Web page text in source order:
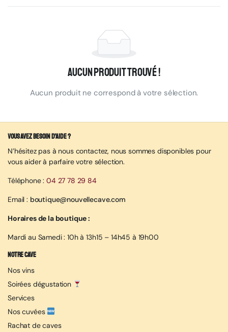
Aucun produit trouvé !
Aucun produit ne correspond à votre sélection.
Vous avez besoin d’aide ?
N’hésitez pas à nous contactez, nous sommes disponibles pour
vous aider à parfaire votre sélection.
Téléphone :04 27 78 29 84
Email : boutique@nouvellecave.com
Horaires de la boutique :
Mardi au Samedi : 10h à 13h15 – 14h45 à 19h00
Notre cave
Nos vins
Soirées dégustation
Services
Nos cuvées
Rachat de caves